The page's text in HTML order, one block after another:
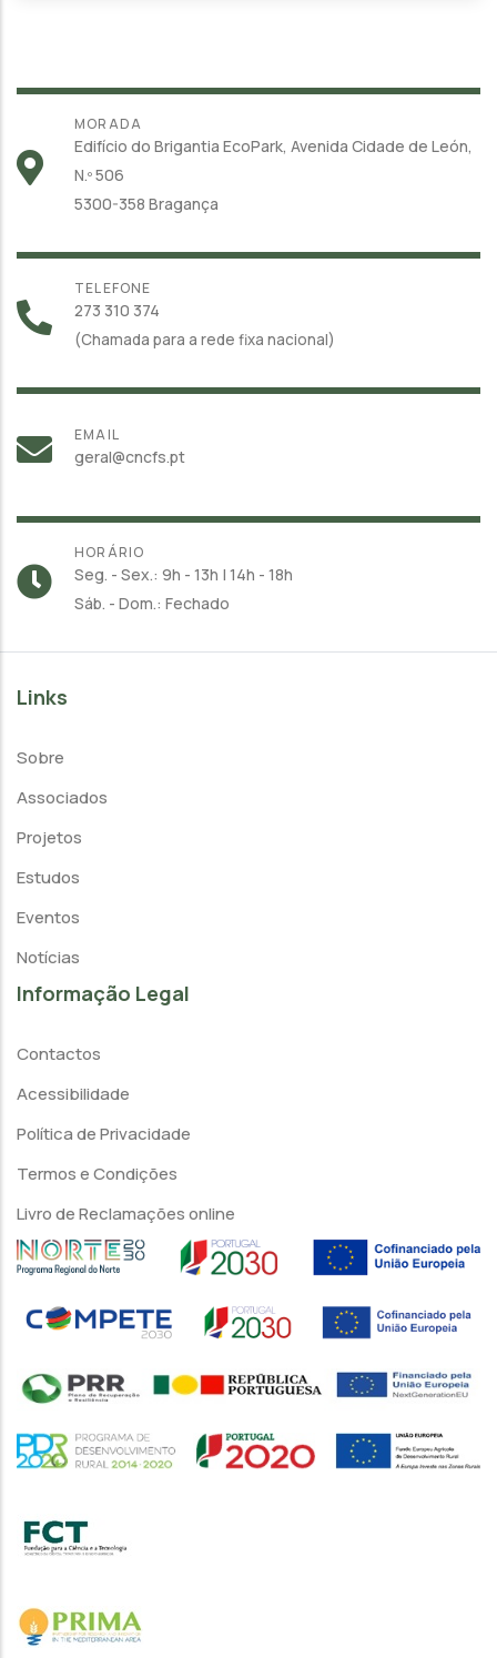
MORADA
Edifício do Brigantia EcoPark, Avenida Cidade de León,
N.º 506
5300-358 Bragança
TELEFONE
273 310 374
(Chamada para a rede fixa nacional)
EMAIL
geral@cncfs.pt
HORÁRIO
Seg. - Sex.: 9h - 13h | 14h - 18h
Sáb. - Dom.: Fechado
Links
Sobre
Associados
Projetos
Estudos
Eventos
Notícias
Informação Legal
Contactos
Acessibilidade
Política de Privacidade
Termos e Condições
Livro de Reclamações online